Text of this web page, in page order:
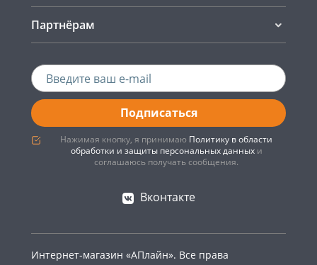
Партнёрам
Подписаться
Нажимая кнопку, я принимаю Политику в области
обработки и защиты персональных данныхи
соглашаюсь получать сообщения.
Вконтакте
Интернет-магазин «АПлайн». Все права